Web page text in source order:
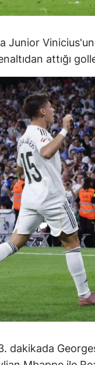
Junior
attığı
dakikada